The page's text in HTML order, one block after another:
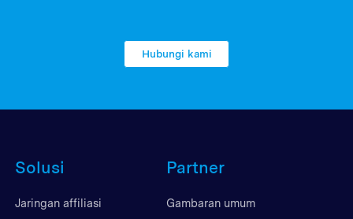
Hubungi kami
Solusi
Jaringan affiliasi
Partner
Gambaran umum